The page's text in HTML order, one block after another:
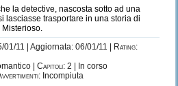
la detective, nascosta sotto ad una
lasciasse trasportare in una storia di
01/11 | Aggiornata: 06/01/11 |
Rating:
| Capitoli: 2 | In corso
Incompiuta